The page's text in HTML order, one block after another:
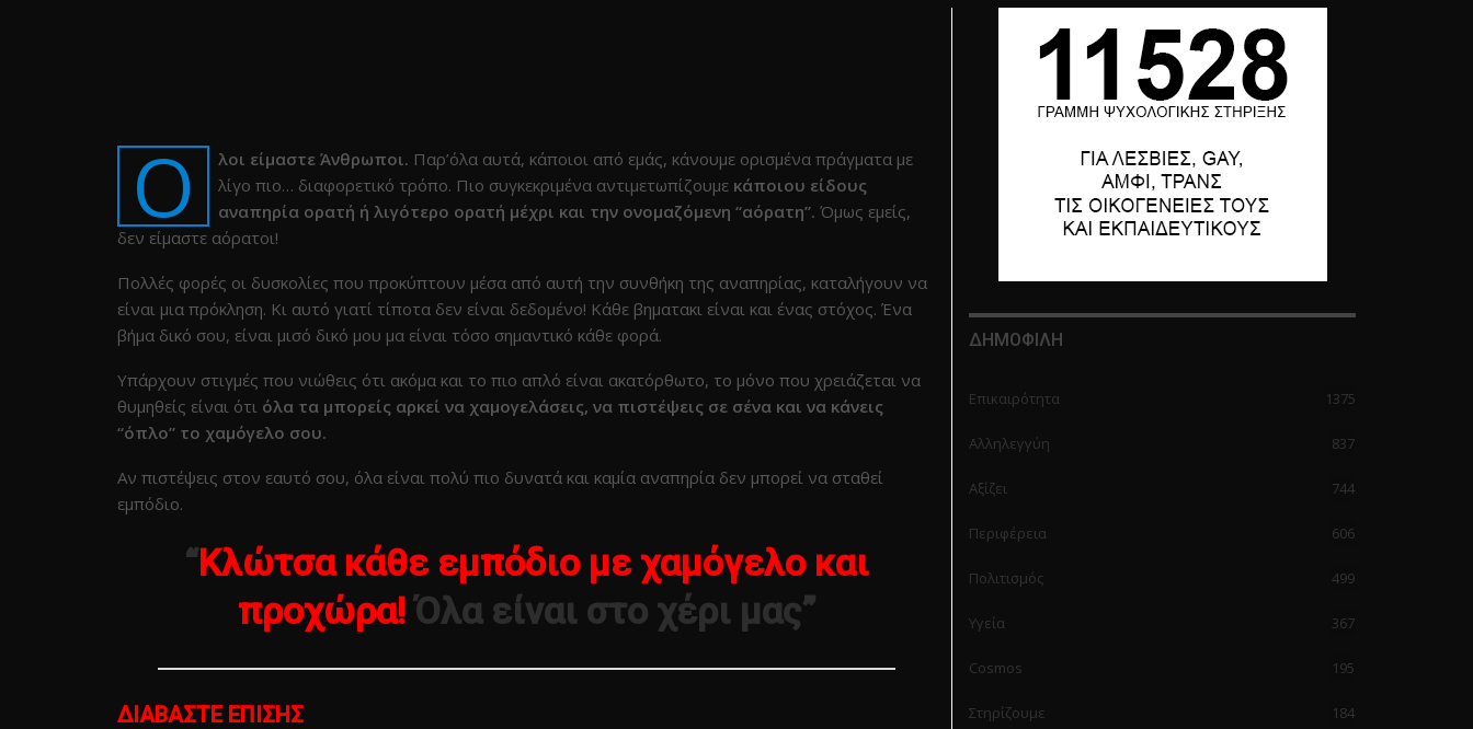
Ό λοι είμαστε Άνθρωποι. Παρ’όλα αυτά, κάποιοι από εμάς, κάνουμε ορισμένα πράγματα με
λίγο πιο… διαφορετικό τρόπο. Πιο συγκεκριμένα αντιμετωπίζουμε κάποιου είδους
αναπηρία ορατή ή λιγότερο ορατή μέχρι και την ονομαζόμενη “αόρατη”. Όμως εμείς,
δεν είμαστε αόρατοι!
Πολλές φορές οι δυσκολίες που προκύπτουν μέσα από αυτή την συνθήκη της αναπηρίας, καταλήγουν να
είναι μια πρόκληση. Κι αυτό γιατί τίποτα δεν είναι δεδομένο! Κάθε βηματακι είναι και ένας στόχος. Ένα
βήμα δικό σου, είναι μισό δικό μου μα είναι τόσο σημαντικό κάθε φορά.
Υπάρχουν στιγμές που νιώθεις ότι ακόμα και το πιο απλό είναι ακατόρθωτο, το μόνο που χρειάζεται να
θυμηθείς είναι ότι όλα τα μπορείς αρκεί να χαμογελάσεις, να πιστέψεις σε σένα και να κάνεις
“όπλο” το χαμόγελο σου.
Αν πιστέψεις στον εαυτό σου, όλα είναι πολύ πιο δυνατά και καμία αναπηρία δεν μπορεί να σταθεί
εμπόδιο.
“Κλώτσα κάθε εμπόδιο με χαμόγελο και
προχώρα!Όλα είναι στο χέρι μας”
ΔΙΑΒΑΣΤΕ ΕΠΙΣΗΣ
ΔΗΜΟΦΙΛΗ
Επικαιρότητα 1375
Αλληλεγγύη 837
Αξίζει 744
Περιφέρεια 606
Πολιτισμός 499
Υγεία 367
Cosmos 195
Στηρίζουμε 184